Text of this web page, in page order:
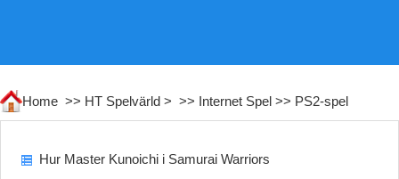
Home >> HT Spelvärld > >> Internet Spel >> PS2-spel
Hur Master Kunoichi i Samurai Warriors